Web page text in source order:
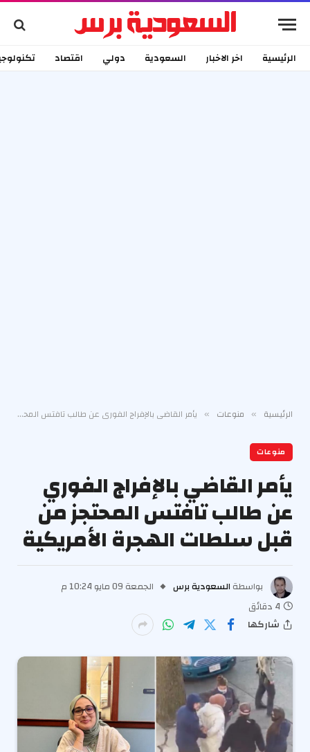
الرئيسية اخر الاخبار السعودية دولي اقتصاد
الرئيسية » منوعات » يأمر القاضي بالإفراج الفوري عن طالب تافتس المحتجز من قبل سلطات الهجرة الأمريكية
منوعات
يأمر القاضي بالإفراج الفوري
عن طالب تافتس المحتجز من
قبل سلطات الهجرة الأمريكية
بواسطة السعودية برس
الجمعة 09 مايو 10:24 م
4 دقائق
شاركها